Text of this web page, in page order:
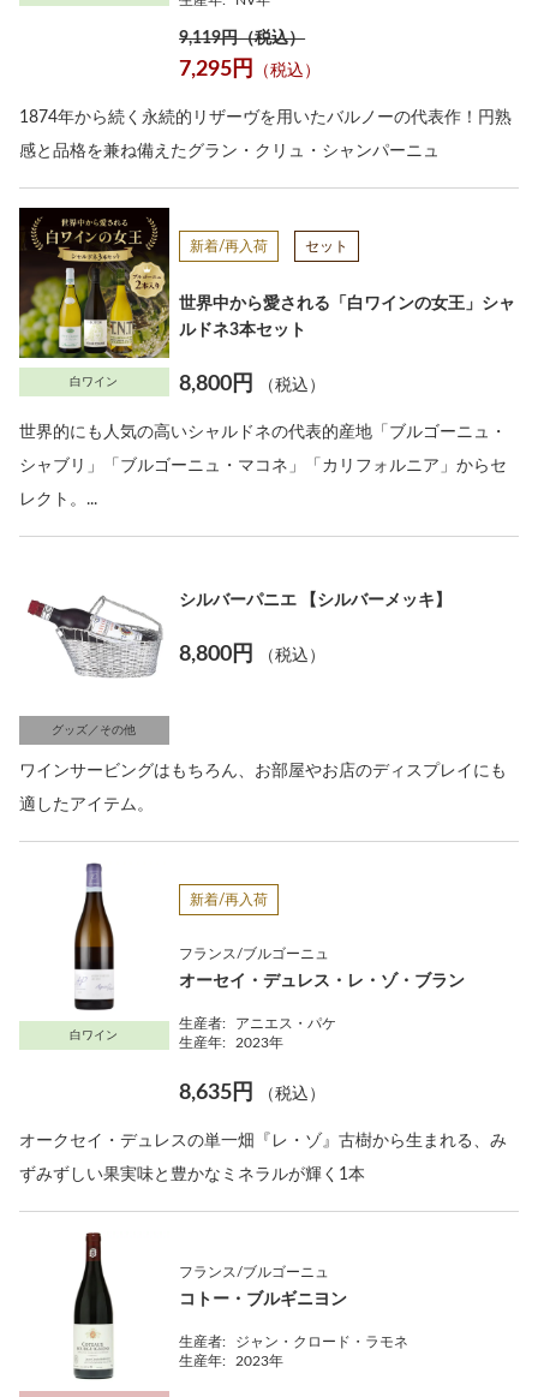
9,119円（税込）
7,295円 （税込）
1874年から続く永続的リザーヴを用いたバルノーの代表作！円熟
感と品格を兼ね備えたグラン・クリュ・シャンパーニュ
白ワイン
新着/再入荷 セット
世界中から愛される「白ワインの女王」シャ
ルドネ3本セット
8,800円 （税込）
世界的にも人気の高いシャルドネの代表的産地「ブルゴーニュ・
シャブリ」「ブルゴーニュ・マコネ」「カリフォルニア」からセ
レクト。...
グッズ／その他
シルバーパニエ 【シルバーメッキ】
8,800円 （税込）
ワインサービングはもちろん、お部屋やお店のディスプレイにも
適したアイテム。
白ワイン
新着/再入荷
フランス/ブルゴーニュ
オーセイ・デュレス・レ・ゾ・ブラン
生産者:
アニエス・パケ
生産年:
2023年
8,635円 （税込）
オークセイ・デュレスの単一畑『レ・ゾ』古樹から生まれる、み
ずみずしい果実味と豊かなミネラルが輝く1本
フランス/ブルゴーニュ
コトー・ブルギニヨン
生産者:
ジャン・クロード・ラモネ
生産年:
2023年